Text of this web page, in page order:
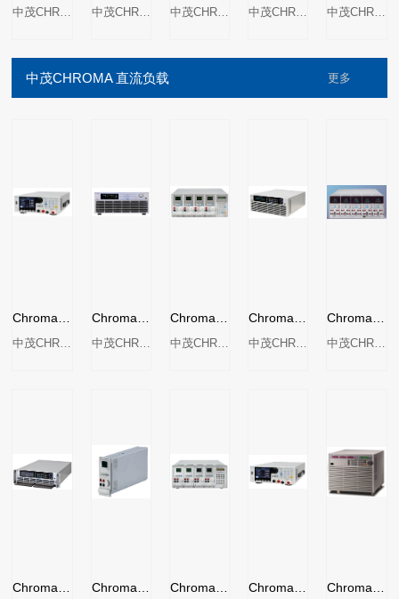
中茂CHROMA 中茂CHROMA 中茂CHROMA 中茂CHROMA 中茂CHROMA
中茂CHROMA 直流负载 更多
Chroma 63000系列直流电子负载
中茂CHROMA
Chroma 63200E系列直流电子负载
中茂CHROMA
Chroma 6310A系列直流电子负载
中茂CHROMA
Chroma 63200A系列直流电子负载
中茂CHROMA
Chroma 63600系列直流电子负载
中茂CHROMA
Chroma超低压直流电子负载63202A-20-1000 / 63202A-20-2000 Chroma 6312A双负载机框-负载模块 Chroma 6314A致茂电子可编程直流电子负载 Chroma 63004-150-60直流电子负载 Chroma 63200系列直流电子负载